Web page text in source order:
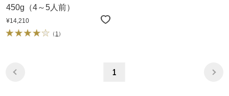
450g（4～5人前）
¥14,210
（ 1 ）
1